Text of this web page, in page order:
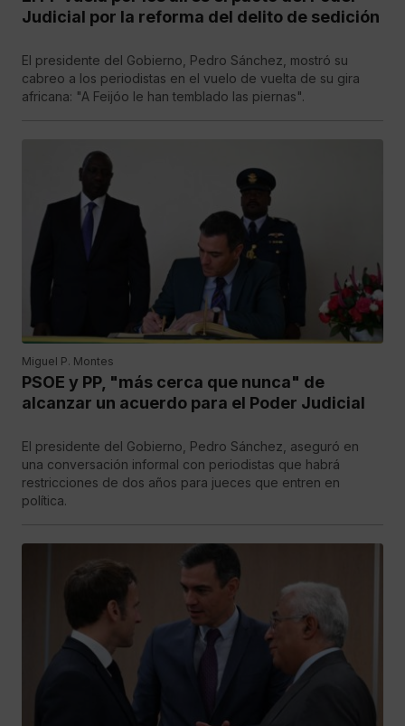
Judicial por la reforma del delito de sedición
El presidente del Gobierno, Pedro Sánchez, mostró su
cabreo a los periodistas en el vuelo de vuelta de su gira
africana: "A Feijóo le han temblado las piernas".
Miguel P. Montes
PSOE y PP, "más cerca que nunca" de
alcanzar un acuerdo para el Poder Judicial
El presidente del Gobierno, Pedro Sánchez, aseguró en
una conversación informal con periodistas que habrá
restricciones de dos años para jueces que entren en
política.